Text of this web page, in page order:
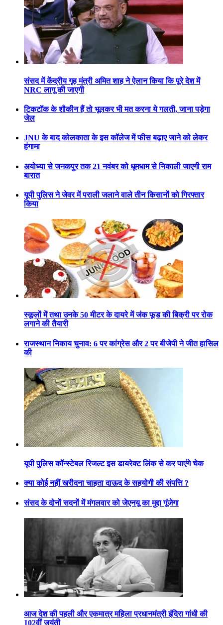
संसद में केंद्रीय गृह मंत्री अमित शाह ने ऐलान किया कि पूरे देश में
NRC लागू की जाएगी
टिकटॉक के शौकीन हैं तो भूलकर भी मत करना ये गलती, जाना पड़ेगा
जेल
JNU के बाद कोलकाता के इस कॉलेज में फीस बढ़ाए जाने को लेकर
हंगामा
अयोध्या से जनकपुर तक 21 नवंबर को धूमधाम से निकाली जाएगी राम
बारात
यूपी पुलिस ने जेवर में पराली जलाने वाले तीन किसानों को गिरफ्तार
किया
स्कूलों में तथा उनके 50 मीटर के दायरे में जंक फूड की बिक्री पर रोक
लगाने की तैयारी
राजस्थान निकाय चुनाव: 6 पर कांग्रेस और 2 पर बीजेपी ने जीत हासिल
की
यूपी पुलिस कॉन्स्टेबल रिजल्ट इस डायरेक्ट लिंक से कर पाएंगे चेक
क्या कोई नहीं खरीदना चाहता दाऊद के सहयोगी की संपत्ति ?
संसद के दोनों सदनों में मंगलवार को जेएनयू का मुद्दा गूंजेगा
आज देश की पहली और एकमात्र महिला प्रधानमंत्री इंदिरा गांधी की
102वीं जयंती